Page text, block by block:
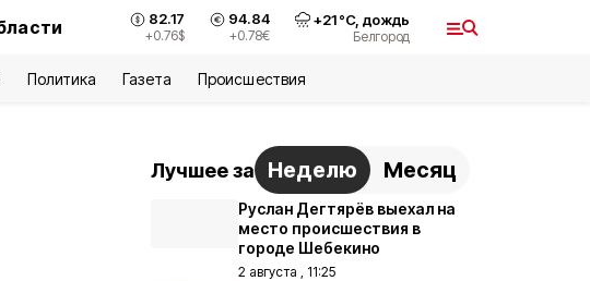
82.17
+0.76$
94.84
+0.78€
+21°С, дождь
Белгород
Политика Газета Происшествия
Лучшее за Неделю Месяц
Руслан Дегтярёв выехал на
место происшествия в
городе Шебекино
2 августа , 11:25